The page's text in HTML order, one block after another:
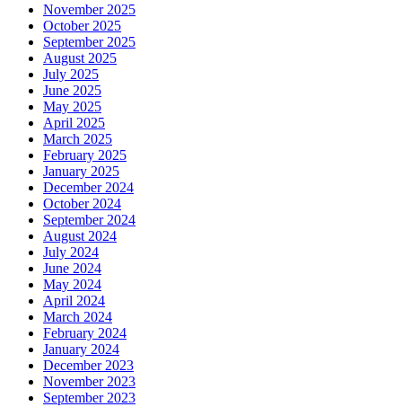
November 2025
October 2025
September 2025
August 2025
July 2025
June 2025
May 2025
April 2025
March 2025
February 2025
January 2025
December 2024
October 2024
September 2024
August 2024
July 2024
June 2024
May 2024
April 2024
March 2024
February 2024
January 2024
December 2023
November 2023
September 2023